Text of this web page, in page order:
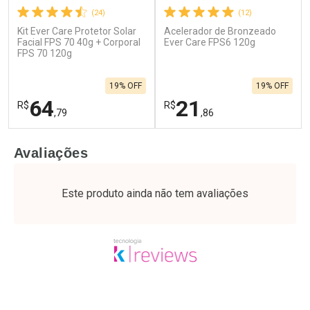
(24)
Kit Ever Care Protetor Solar
Facial FPS 70 40g + Corporal
FPS 70 120g
R$64,79
19% OFF
Laboratório
Por Menos
(12)
Acelerador de Bronzeado
Ever Care FPS6 120g
R$21 ,86
19% OFF
Laboratório
Por Menos
Avaliações
Este produto ainda não tem avaliações